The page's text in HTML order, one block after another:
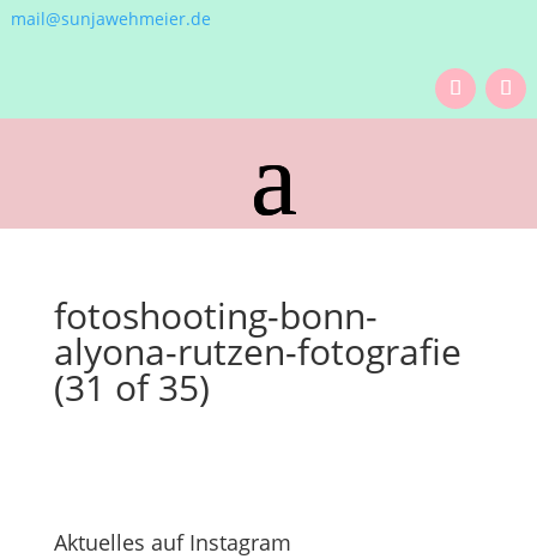
mail@sunjawehmeier.de
fotoshooting-bonn-
alyona-rutzen-fotografie
(31 of 35)
Aktuelles auf Instagram